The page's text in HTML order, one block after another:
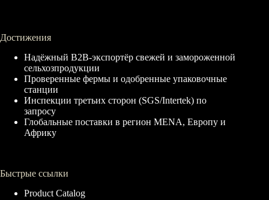
Достижения
Надёжный B2B-экспортёр свежей и замороженной
сельхозпродукции
Проверенные фермы и одобренные упаковочные
станции
Инспекции третьих сторон (SGS/Intertek) по
запросу
Глобальные поставки в регион MENA, Европу и
Африку
Быстрые ссылки
Product Catalog